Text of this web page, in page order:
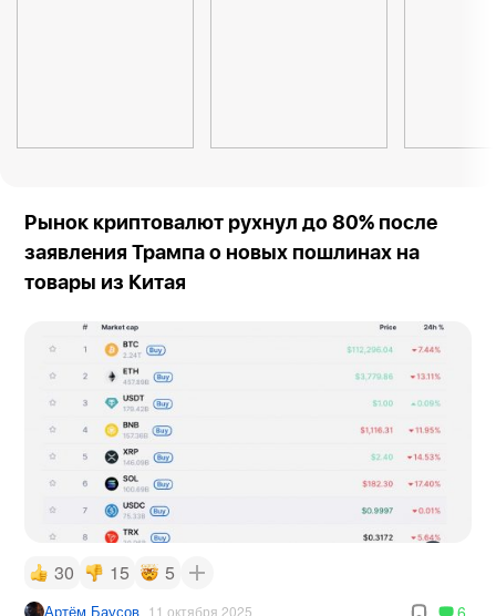
Рынок криптовалют рухнул до 80% после
заявления Трампа о новых пошлинах на
товары из Китая
30 15 5
Артём Баусов 11 октября 2025